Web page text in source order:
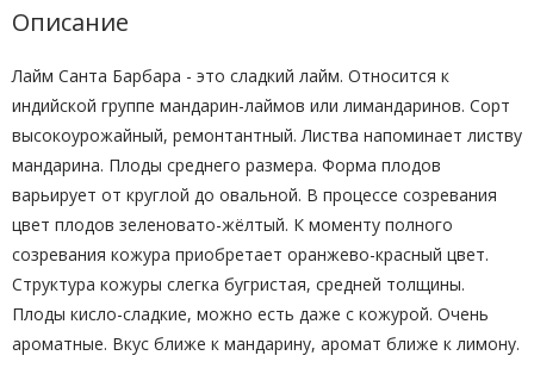
Описание
Лайм Санта Барбара - это сладкий лайм. Относится к
индийской группе мандарин-лаймов или лимандаринов. Сорт
высокоурожайный, ремонтантный. Листва напоминает листву
мандарина. Плоды среднего размера. Форма плодов
варьирует от круглой до овальной. В процессе созревания
цвет плодов зеленовато-жёлтый. К моменту полного
созревания кожура приобретает оранжево-красный цвет.
Структура кожуры слегка бугристая, средней толщины.
Плоды кисло-сладкие, можно есть даже с кожурой. Очень
ароматные. Вкус ближе к мандарину, аромат ближе к лимону.